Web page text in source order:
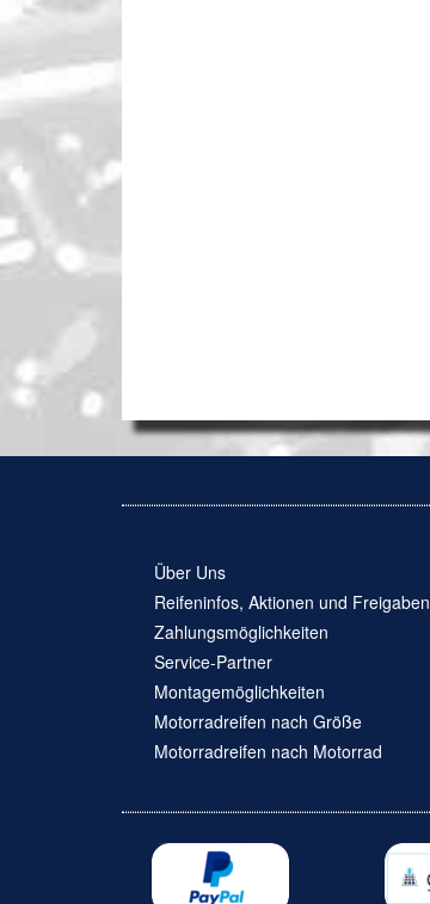
Über Uns
Reifeninfos, Aktionen und Freigaben
Zahlungsmöglichkeiten
Service-Partner
Montagemöglichkeiten
Motorradreifen nach Größe
Motorradreifen nach Motorrad